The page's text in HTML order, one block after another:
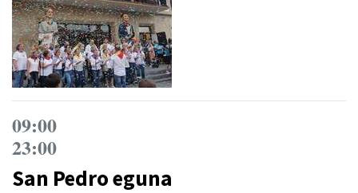
09:00
23:00
San Pedro eguna